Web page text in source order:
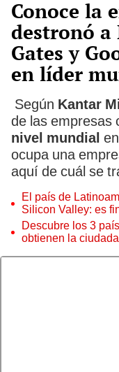
Conoce la
destronó
Gates y
en líder
Según Kantar
de las empresas
nivel mundial
ocupa una
aquí de cuál se
El país de
Silicon Valley: es
a China
Descubre los 3
obtienen la